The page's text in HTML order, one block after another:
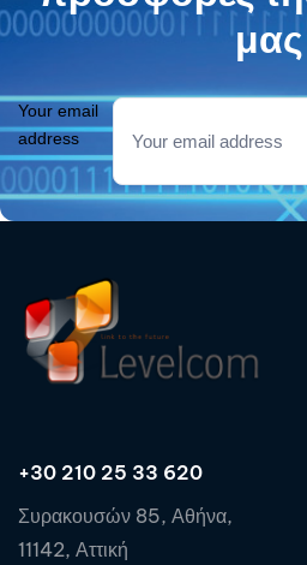
μας
Your email
address
+30 210 25 33 620
Συρακουσών 85, Αθήνα,
11142, Αττική